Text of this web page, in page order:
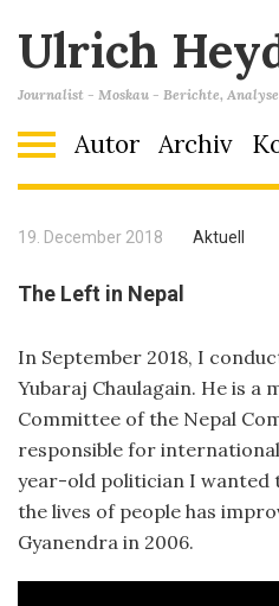
Ulrich
Journalist - Moskau - Berichte,
Autor Archiv
19. December 2018 Aktuell
The Left in Nepal
In September 2018, I
Yubaraj Chaulagain. He is a
Committee of the Nepal
responsible for
year-old politician I wanted
the lives of people has
Gyanendra in 2006.